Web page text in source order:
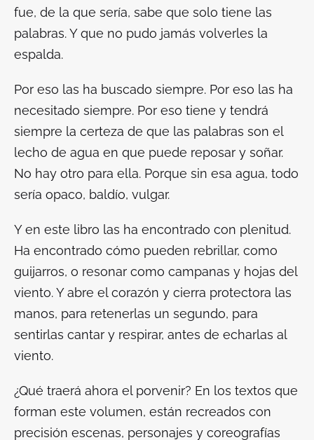
fue, de la que sería, sabe que solo tiene las
palabras. Y que no pudo jamás volverles la
espalda.
Por eso las ha buscado siempre. Por eso las ha
necesitado siempre. Por eso tiene y tendrá
siempre la certeza de que las palabras son el
lecho de agua en que puede reposar y soñar.
No hay otro para ella. Porque sin esa agua, todo
sería opaco, baldío, vulgar.
Y en este libro las ha encontrado con plenitud.
Ha encontrado cómo pueden rebrillar, como
guijarros, o resonar como campanas y hojas del
viento. Y abre el corazón y cierra protectora las
manos, para retenerlas un segundo, para
sentirlas cantar y respirar, antes de echarlas al
viento.
¿Qué traerá ahora el porvenir? En los textos que
forman este volumen, están recreados con
precisión escenas, personajes y coreografías